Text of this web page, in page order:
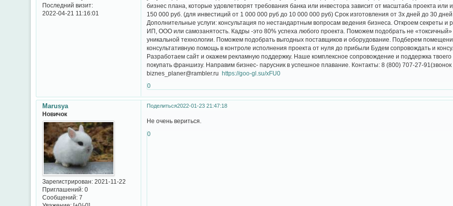
Последний визит:
2022-04-21 11:16:01
бизнес плана, которые удовлетворят требования банка или инвестора зависит от масштаба проекта
150 000 руб. (для инвестиций от 1 000 000 руб до 10 000 000 руб) Срок изготовления от 3х дней до 30
Дополнительные услуги: консультация по нестандартным вопросам ведения бизнеса. Откроем секреты
ИП, ООО или самозанятость. Кадры -это 80% успеха любого проекта. Поможем подобрать не
уникальной технологии. Поможем подобрать выгодных поставщиков и оборудование. Подберем
консультативную помощь в контроле исполнения проекта от нуля до прибыли Будем сопровождать и
Разработаем сайт и окажем рекламную поддержку. Наше комплексное сопровождение и поддержка
покупать франшизу. Направим бизнес- парусник в успешное плавание. Контакты: 8 (800) 707-27-
biznes_planer@rambler.ruhttps://goo-gl.su/xFU0
0
Поделиться2022-01-23 21:47:18
Marusya
Новичок
Зарегистрирован: 2021-11-22
Приглашений:0
Сообщений:7
Не очень вериться.
0